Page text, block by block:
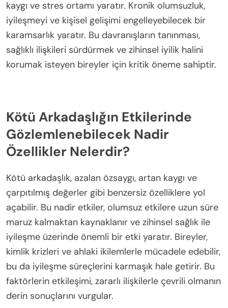
kaygı ve stres ortamı yaratır. Kronik olumsuzluk,
iyileşmeyi ve kişisel gelişimi engelleyebilecek bir
karamsarlık yaratır. Bu davranışların tanınması,
sağlıklı ilişkileri sürdürmek ve zihinsel iyilik halini
korumak isteyen bireyler için kritik öneme sahiptir.
Kötü Arkadaşlığın Etkilerinde
Gözlemlenebilecek Nadir
Özellikler Nelerdir?
Kötü arkadaşlık, azalan özsaygı, artan kaygı ve
çarpıtılmış değerler gibi benzersiz özelliklere yol
açabilir. Bu nadir etkiler, olumsuz etkilere uzun süre
maruz kalmaktan kaynaklanır ve zihinsel sağlık ile
iyileşme üzerinde önemli bir etki yaratır. Bireyler,
kimlik krizleri ve ahlaki ikilemlerle mücadele edebilir,
bu da iyileşme süreçlerini karmaşık hale getirir. Bu
faktörlerin etkileşimi, zararlı ilişkilerle çevrili olmanın
derin sonuçlarını vurgular.